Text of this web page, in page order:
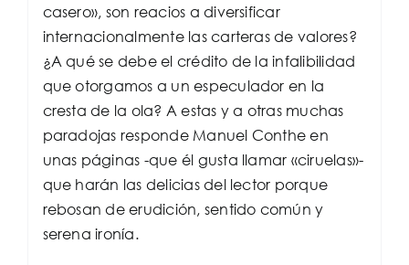
casero», son reacios a diversificar
internacionalmente las carteras de valores?
¿A qué se debe el crédito de la infalibilidad
que otorgamos a un especulador en la
cresta de la ola? A estas y a otras muchas
paradojas responde Manuel Conthe en
unas páginas -que él gusta llamar «ciruelas»-
que harán las delicias del lector porque
rebosan de erudición, sentido común y
serena ironía.